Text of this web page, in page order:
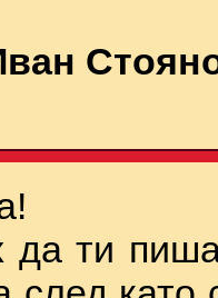
да ти